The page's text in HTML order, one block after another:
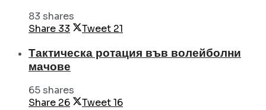
83 shares
Share 33 Tweet 21
Тактическа ротация във волейболни
мачове
65 shares
Share 26 Tweet16